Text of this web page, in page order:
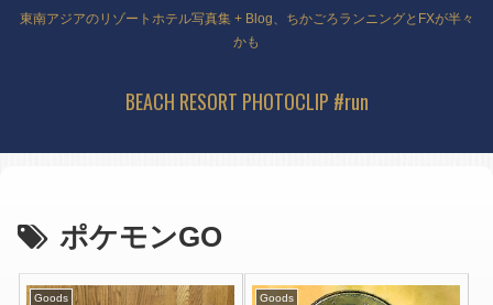
東南アジアのリゾートホテル写真集 + Blog、ちかごろランニングとFXが半々
かも
BEACH RESORT PHOTOCLIP #run
ポケモンGO
Goods Goods